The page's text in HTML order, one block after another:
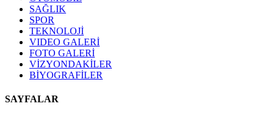
SAĞLIK
SPOR
TEKNOLOJİ
VIDEO GALERİ
FOTO GALERİ
VİZYONDAKİLER
BİYOGRAFİLER
SAYFALAR